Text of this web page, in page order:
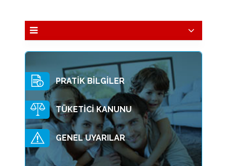
Kurucularımız
Başkanımız
Amaç Ve İlkelerimiz
Topluluk Şirketleri
E.C.A.
Elginkan
PRATİK BİLGİLER
TÜKETİCİ KANUNU
GENEL UYARILAR